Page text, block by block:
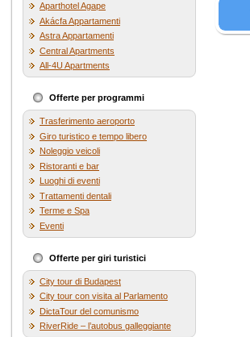
Aparthotel Agape
Akácfa Appartamenti
Astra Appartamenti
Central Apartments
All-4U Apartments
Offerte per programmi
Trasferimento aeroporto
Giro turistico e tempo libero
Noleggio veicoli
Ristoranti e bar
Luoghi di eventi
Trattamenti dentali
Terme e Spa
Eventi
Offerte per giri turistici
City tour di Budapest
City tour con visita al Parlamento
DictaTour del comunismo
RiverRide – l’autobus galleggiante